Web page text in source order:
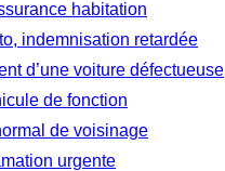
habitation
indemnisation retardée
d’une voiture défectueuse
de fonction
de voisinage
urgente